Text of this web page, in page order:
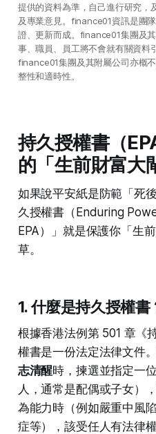
提供的資料為準，自己進行研究，
及專業意見。finance01資訊是團
證、更新而成。finance01集團及
事、職員、員工將不會就有關資料
finance01集團及其附屬公司亦概
整性和適時性。
持久授權書（
的「生前財富大
如果說平安紙是防範「死
久授權書（Enduring
EPA）」就是保護你「生
草。
1. 什麼是持久授權書
根據香港法例第 501 章《
權書是一份法定法律文件
志清醒時，揀選並指定一
人，通常是配偶或子女）
為能力時（例如嚴重中風
症等），該受任人有法律